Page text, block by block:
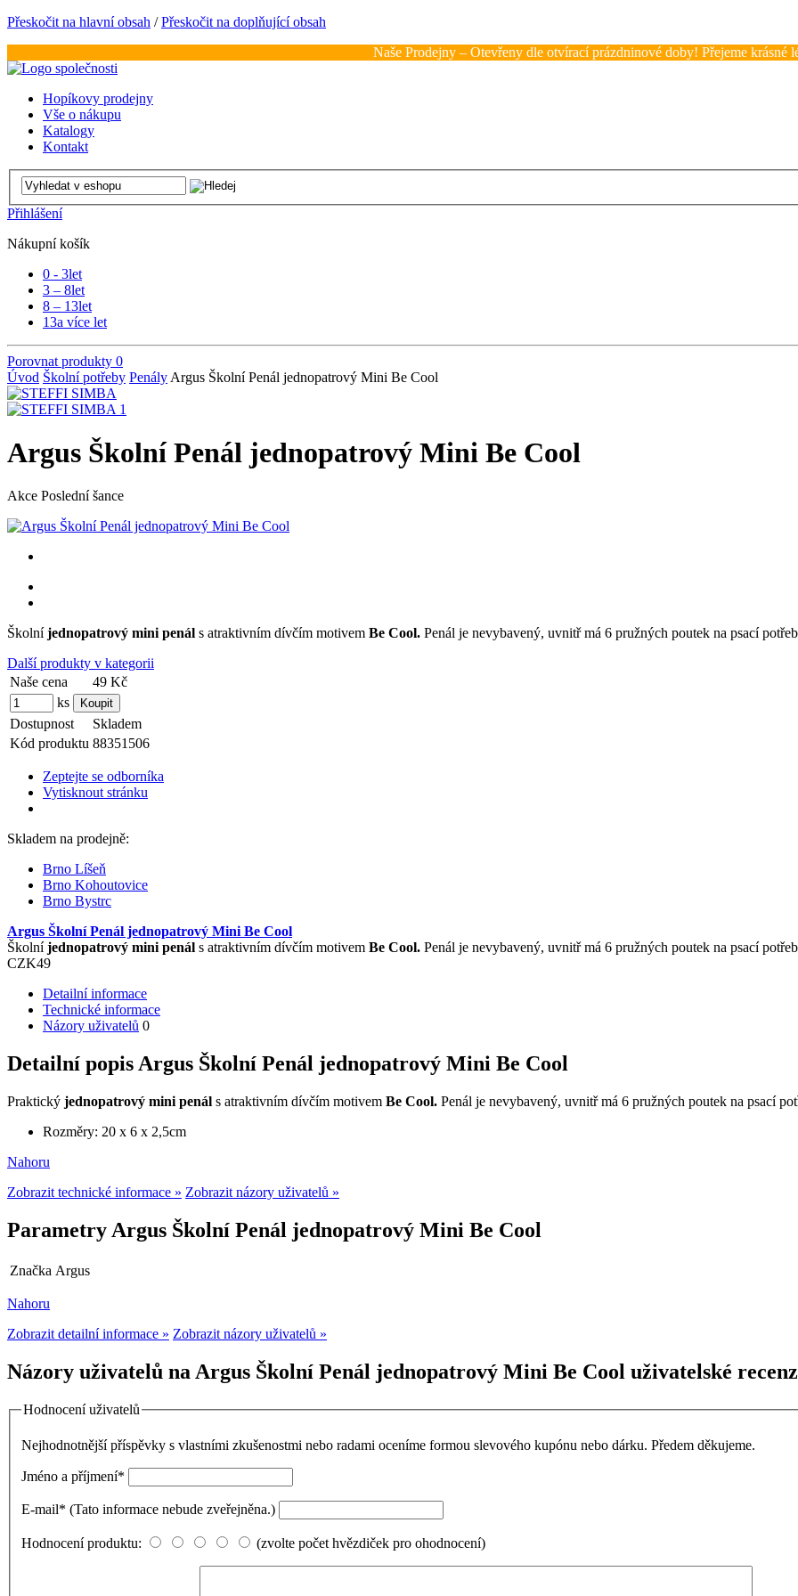
Přeskočit na hlavní obsah /Přeskočit na doplňující obsah
Naše Prodejny – Otevřeny dle otvírací prázdninové doby! Přejeme krásné
Hopíkovy prodejny
Vše o nákupu
Katalogy
Kontakt
Přihlášení
Nákupní košík
0 - 3let
3 – 8let
8 – 13let
13a více let
Porovnat produkty 0
Úvod Školní potřeby Penály Argus Školní Penál jednopatrový Mini Be Cool
Argus Školní Penál jednopatrový Mini Be Cool
Akce Poslední šance
Školní jednopatrový mini penál s atraktivním dívčím motivem Be Cool. Penál je nevybavený, uvnitř má 6 pružných poutek na psací
Další produkty v kategorii
Naše cena
49 Kč
ks
Dostupnost
Skladem
Kód produktu 88351506
Zeptejte se odborníka
Vytisknout stránku
Skladem na prodejně:
Brno Líšeň
Brno Kohoutovice
Brno Bystrc
Argus Školní Penál jednopatrový Mini Be Cool
Školní jednopatrový mini penál s atraktivním dívčím motivem Be Cool. Penál je nevybavený, uvnitř má 6 pružných poutek na psací
CZK49
Detailní informace
Technické informace
Názory uživatelů 0
Detailní popis Argus Školní Penál jednopatrový Mini Be Cool
Praktický jednopatrový mini penál s atraktivním dívčím motivem Be Cool. Penál je nevybavený, uvnitř má 6 pružných poutek na psací
Rozměry: 20 x 6 x 2,5cm
Nahoru
Zobrazit technické informace » Zobrazit názory uživatelů »
Parametry Argus Školní Penál jednopatrový Mini Be Cool
Značka Argus
Nahoru
Zobrazit detailní informace » Zobrazit názory uživatelů »
Názory uživatelů na Argus Školní Penál jednopatrový Mini Be Cool uživatelské
Hodnocení uživatelů
Nejhodnotnější příspěvky s vlastními zkušenostmi nebo radami oceníme formou slevového kupónu nebo dárku. Předem děkujeme.
Jméno a příjmení*
E-mail* (Tato informace nebude zveřejněna.)
Hodnocení produktu: (zvolte počet hvězdiček pro ohodnocení)